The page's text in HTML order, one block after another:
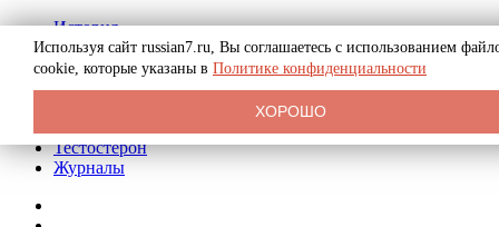
История
Биография
Криминал
Реклама на сайте
Тестостерон
Журналы
Используя сайт russian7.ru, Вы соглашаетесь с использованием
cookie, которые указаны в Политике конфиденциальности
ХОРОШО